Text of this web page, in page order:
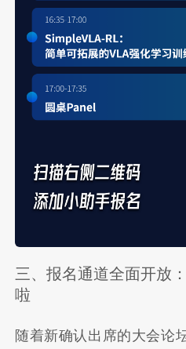
三、报名通道全面开放
啦
随着新确认出席的大会论